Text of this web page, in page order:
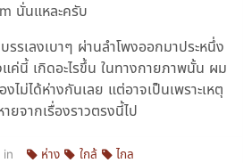
นั่นแหละครับ
รเลงเบาๆ ผ่านลำโพงออกมาประหนึ่ง
แค่นี้ เกิดอะไรขึ้น ในทางกายภาพนั้น ผม
ไม่ได้ห่างกันเลย แต่อาจเป็นเพราะเหตุ
ยจากเรื่องราวตรงนี้ไป
in ห่าง ใกล้ ไกล